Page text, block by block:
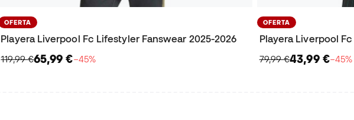
OFERTA
Playera Liverpool Fc Lifestyler Fanswear 2025-2026
119,99 €65,99 €−45%
OFERTA
Playera Liverpool
79,99 €43,99 €−45%